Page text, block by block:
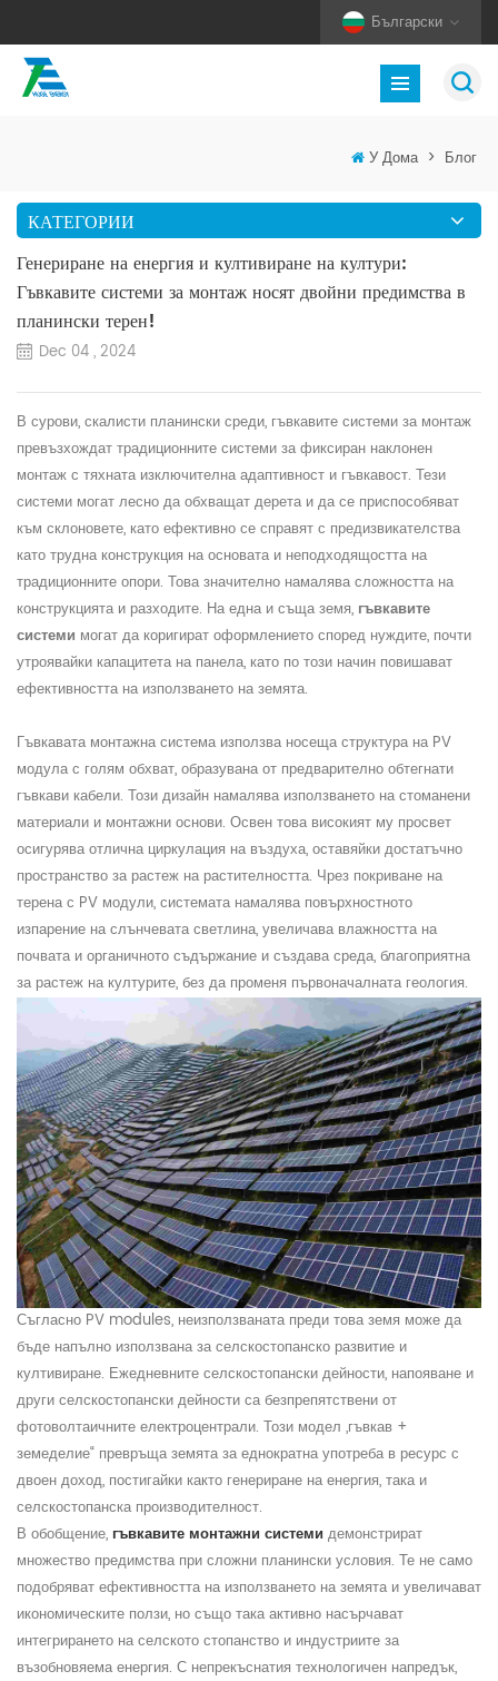
Български
У Дома > Блог
КАТЕГОРИИ
Генериране на енергия и култивиране на култури:
Гъвкавите системи за монтаж носят двойни предимства в
планински терен!
Dec 04 , 2024
В сурови, скалисти планински среди, гъвкавите системи за монтаж
превъзхождат традиционните системи за фиксиран наклонен
монтажс тяхната изключителна адаптивност и гъвкавост. Тези
системи могат лесно да обхващат дерета и да се приспособяват
към склоновете, като ефективно се справят с предизвикателства
като трудна конструкция на основата и неподходящостта на
традиционните опори. Това значително намалява сложността на
конструкцията и разходите. На една и съща земя, гъвкавите
системи могат да коригират оформлението според нуждите, почти
утроявайки капацитета на панела, като по този начин повишават
ефективността на използването на земята.
Гъвкавата монтажна система използва носеща структура на PV
модула с голям обхват, образувана от предварително обтегнати
гъвкави кабели. Този дизайн намалява използването на стоманени
материали и монтажни основи. Освен това високият му просвет
осигурява отлична циркулация на въздуха, оставяйки достатъчно
пространство за растеж на растителността. Чрез покриване на
терена с PV модули, системата намалява повърхностното
изпарение на слънчевата светлина, увеличава влажността на
почвата и органичното съдържание и създава среда, благоприятна
за растеж на културите, без да променя първоначалната геология.
Съгласно PV modules, неизползваната преди това земя може да
бъде напълно използвана за селскостопанско развитие и
култивиране. Ежедневните селскостопански дейности, напояване и
други селскостопански дейности са безпрепятствени от
фотоволтаичните електроцентрали. Този модел „гъвкав +
земеделие“ превръща земята за еднократна употреба в ресурс с
двоен доход, постигайки както генериране на енергия, така и
селскостопанска производителност.
В обобщение, гъвкавите монтажни системи демонстрират
множество предимства при сложни планински условия. Те не само
подобряват ефективността на използването на земята и увеличават
икономическите ползи, но също така активно насърчават
интегрирането на селското стопанство и индустриите за
възобновяема енергия. С непрекъснатия технологичен напредък,